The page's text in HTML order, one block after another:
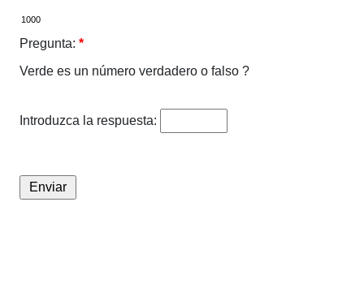
Pregunta: *
Verde es un número verdadero o falso ?
Introduzca la respuesta: